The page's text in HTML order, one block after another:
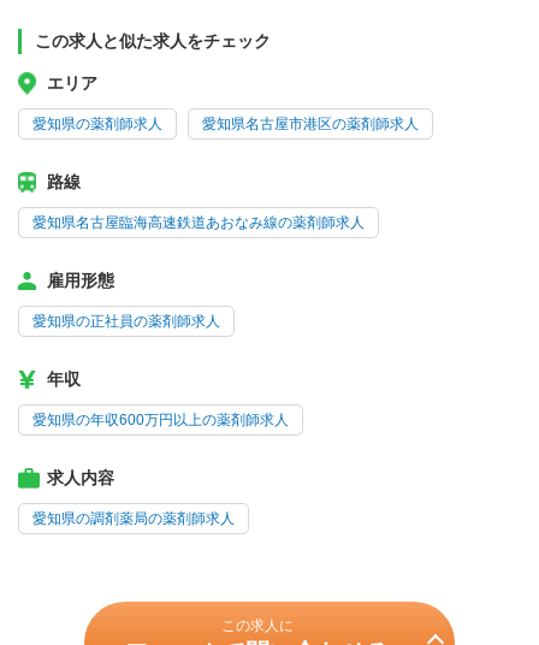
この求人と似た求人をチェック
エリア
愛知県の薬剤師求人 愛知県名古屋市港区の薬剤師求人
路線
愛知県名古屋臨海高速鉄道あおなみ線の薬剤師求人
雇用形態
愛知県の正社員の薬剤師求人
年収
愛知県の年収600万円以上の薬剤師求人
求人内容
愛知県の調剤薬局の薬剤師求人
この求人に